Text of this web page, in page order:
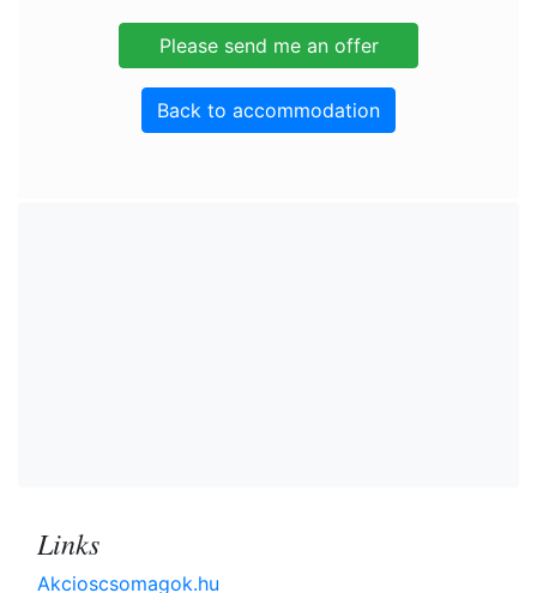
Back to accommodation
Links
Akcioscsomagok.hu